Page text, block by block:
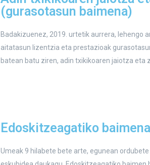
(gurasotasun baimena)
Badakizuenez, 2019. urtetik aurrera, lehengo
aitatasun lizentzia eta prestazioak
batean batu ziren, adin txikikoaren jaiotza eta
Edoskitzeagatiko baimena
Umeak 9 hilabete bete arte, egunean